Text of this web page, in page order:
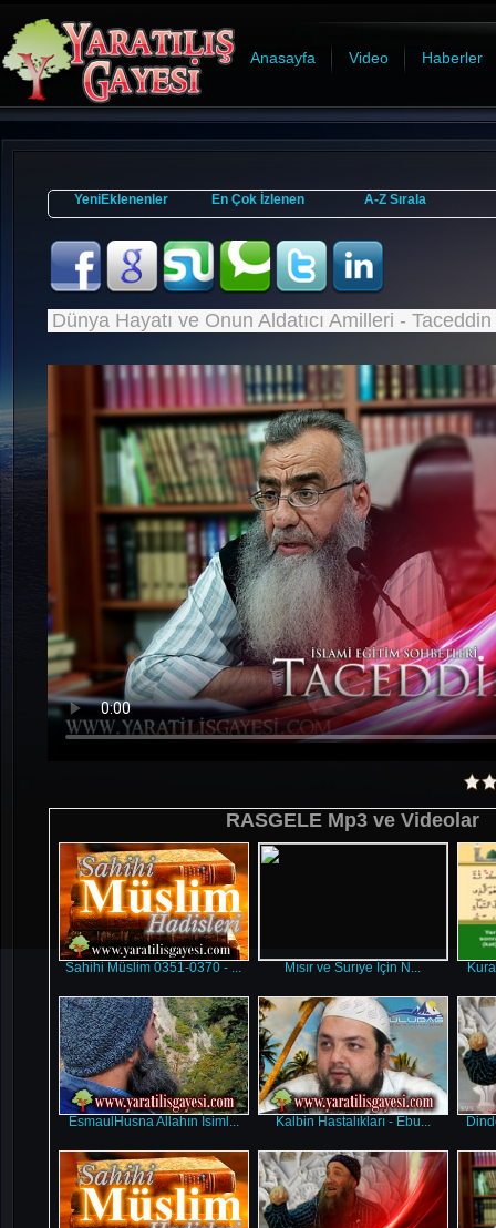
Anasayfa Video Haberler
YeniEklenenler En Çok İzlenen A-Z Sırala
Dünya Hayatı ve Onun Aldatıcı Amilleri -
RASGELE Mp3 ve Videolar
Sahihi Müslim 0351-0370 - ... Mısır ve Surıye İçin N...
EsmaulHusna Allahın İsiml... Kalbin Hastalıkları - Ebu...